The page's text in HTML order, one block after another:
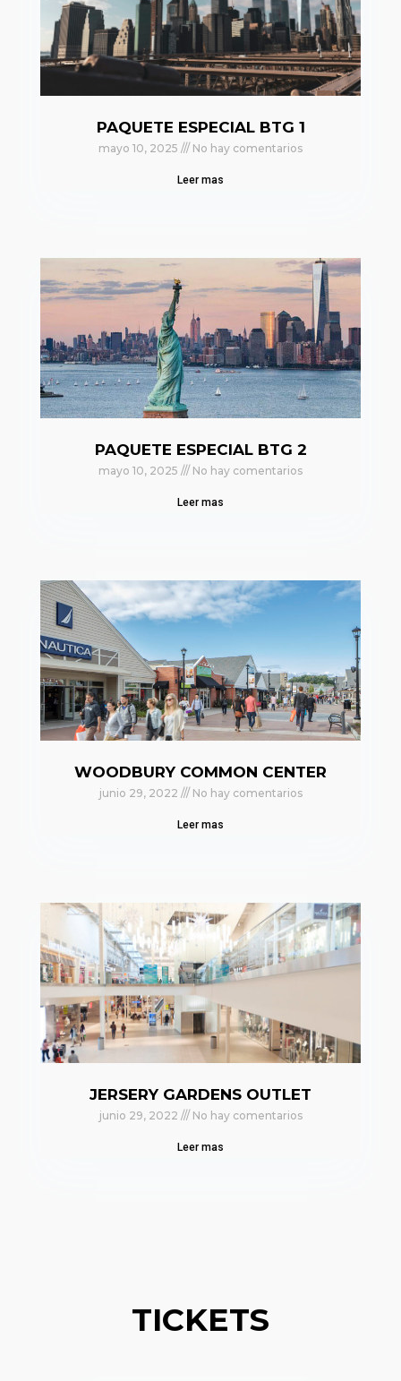
PAQUETE ESPECIAL BTG 1
mayo 10, 2025 No hay comentarios
Leer mas
PAQUETE ESPECIAL BTG 2
mayo 10, 2025 No hay comentarios
Leer mas
WOODBURY COMMON CENTER
junio 29, 2022 No hay comentarios
Leer mas
JERSERY GARDENS OUTLET
junio 29, 2022 No hay comentarios
Leer mas
TICKETS